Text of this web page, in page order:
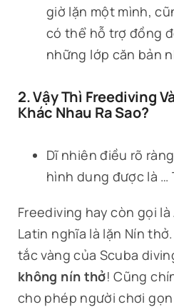
giờ lặn một mình,
có thể hỗ trợ đồng
những lớp căn bản
2. Vậy Thì Freediving
Khác Nhau Ra Sao?
Dĩ nhiên điều rõ
hình dung được là …
Freediving hay còn gọi
Latin nghĩa là lặn Nín
tắc vàng của Scuba
không nín thở! Cũng
cho phép người chơi